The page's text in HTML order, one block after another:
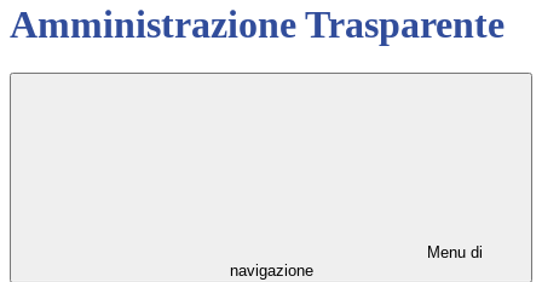
Amministrazione Trasparente
Menu di
navigazione